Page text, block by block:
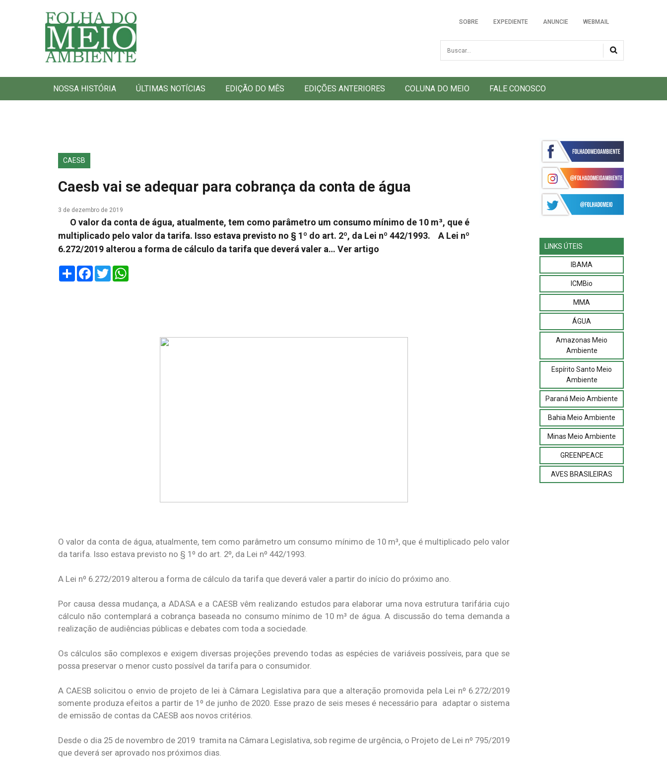
Folha do Meio Ambiente
SOBRE EXPEDIENTE ANUNCIE WEBMAIL
Busca
NOSSA HISTÓRIA ÚLTIMAS NOTÍCIAS EDIÇÃO DO MÊS EDIÇÕES ANTERIORES COLUNA DO MEIO FALE CONOSCO
CAESB
Caesb vai se adequar para cobrança da conta de água
3 de dezembro de 2019
O valor da conta de água, atualmente, tem como parâmetro um consumo mínimo de 10 m³, que é
multiplicado pelo valor da tarifa. Isso estava previsto no § 1º do art. 2º, da Lei nº 442/1993. A Lei nº
6.272/2019 alterou a forma de cálculo da tarifa que deverá valer a… Ver artigo
ShareFacebook
Twitter
O valor da conta de água, atualmente, tem como parâmetro um consumo mínimo de 10 m³, que é multiplicado pelo valor
da tarifa. Isso estava previsto no § 1º do art. 2º, da Lei nº 442/1993.
A Lei nº 6.272/2019 alterou a forma de cálculo da tarifa que deverá valer a partir do início do próximo ano.
Por causa dessa mudança, a ADASA e a CAESB vêm realizando estudos para elaborar uma nova estrutura tarifária cujo
cálculo não contemplará a cobrança baseada no consumo mínimo de 10 m³ de água. A discussão do tema demanda a
realização de audiências públicas e debates com toda a sociedade.
Os cálculos são complexos e exigem diversas projeções prevendo todas as espécies de variáveis possíveis, para que se
possa preservar o menor custo possível da tarifa para o consumidor.
A CAESB solicitou o envio de projeto de lei à Câmara Legislativa para que a alteração promovida pela Lei nº 6.272/2019
somente produza efeitos a partir de 1º de junho de 2020. Esse prazo de seis meses é necessário para adaptar o sistema
de emissão de contas da CAESB aos novos critérios.
Desde o dia 25 de novembro de 2019 tramita na Câmara Legislativa, sob regime de urgência, o Projeto de Lei nº 795/2019
que deverá ser aprovado nos próximos dias.
LINKS ÚTEIS
IBAMA
ICMBio
MMA
ÁGUA
Amazonas Meio
Ambiente
Espírito Santo Meio
Ambiente
Paraná Meio Ambiente
Bahia Meio Ambiente
Minas Meio Ambiente
GREENPEACE
AVES BRASILEIRAS